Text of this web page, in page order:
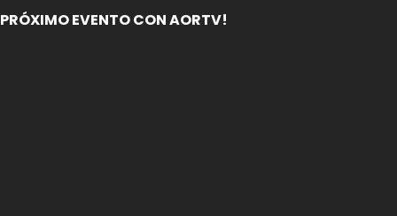
PRÓXIMO EVENTO CON AORTV!